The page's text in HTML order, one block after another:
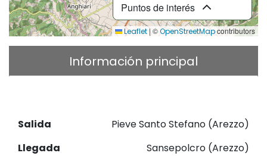
Puntos de interés
Leaflet | ©OpenStreetMapcontributors
Información principal
Salida
Pieve Santo Stefano (Arezzo)
Llegada
Sansepolcro (Arezzo)